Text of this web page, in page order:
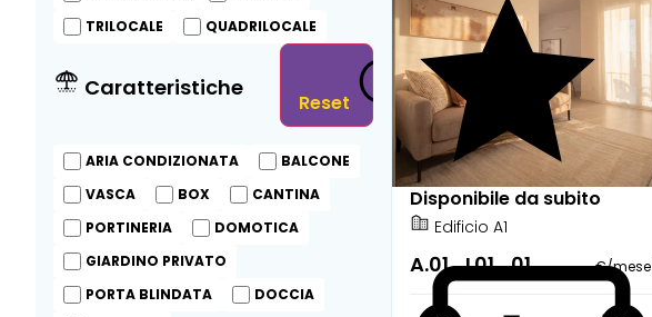
TRILOCALE
QUADRILOCALE
Caratteristiche
Reset
ARIA CONDIZIONATA
BALCONE
VASCA
BOX
CANTINA
PORTINERIA
DOMOTICA
GIARDINO PRIVATO
PORTA BLINDATA
DOCCIA
Disponibile da subito
Edificio A1
A.01_L01_01 €/mese